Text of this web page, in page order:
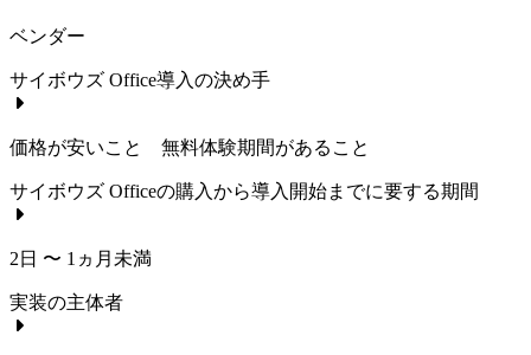
ベンダー
サイボウズ Office導入の決め手
価格が安いこと 無料体験期間があること
サイボウズ Officeの購入から導入開始までに要する期間
2日 〜 1ヵ月未満
実装の主体者